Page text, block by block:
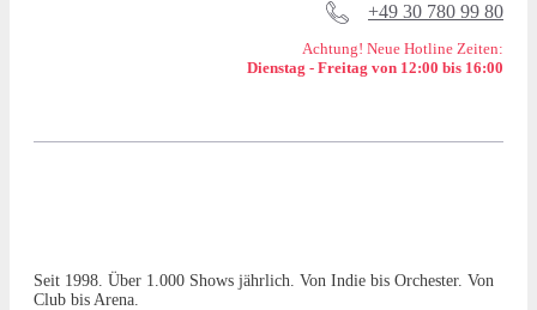
+49 30 780 99 80
Achtung! Neue Hotline Zeiten:
Dienstag - Freitag von 12:00 bis 16:00
Seit 1998. Über 1.000 Shows jährlich. Von Indie bis Orchester. Von
Club bis Arena.